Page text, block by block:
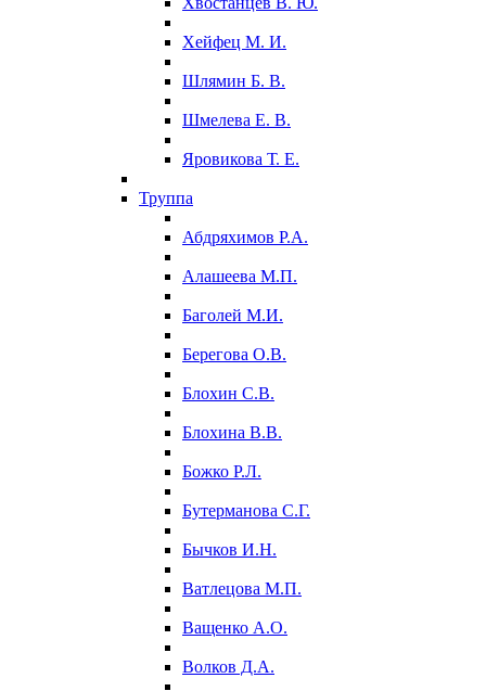
Хейфец М. И.
Шлямин Б. В.
Шмелева Е. В.
Яровикова Т. Е.
Труппа
Абдряхимов Р.А.
Алашеева М.П.
Баголей М.И.
Берегова О.В.
Блохин С.В.
Блохина В.В.
Божко Р.Л.
Бутерманова С.Г.
Бычков И.Н.
Ватлецова М.П.
Ващенко А.О.
Волков Д.А.